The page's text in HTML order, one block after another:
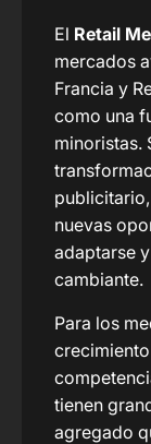
El Retail
mercados
Francia y
como una
minoristas.
nuevas
adaptarse
cambiante.
Para los
tienen
agregado